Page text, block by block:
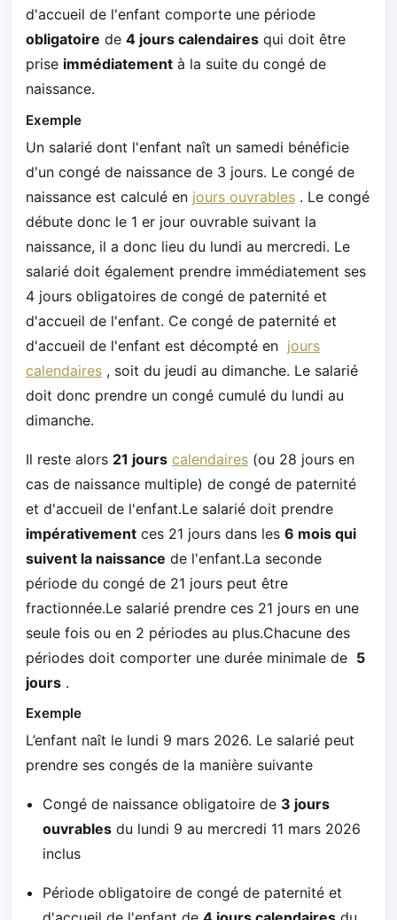
d'accueil de l'enfant comporte une période
obligatoire de 4 jours calendaires qui doit être
prise immédiatement à la suite du congé de
naissance.
Exemple
Un salarié dont l'enfant naît un samedi bénéficie
d'un congé de naissance de 3 jours. Le congé de
naissance est calculé en jours ouvrables . Le congé
débute donc le 1 er jour ouvrable suivant la
naissance, il a donc lieu du lundi au mercredi. Le
salarié doit également prendre immédiatement ses
4 jours obligatoires de congé de paternité et
d'accueil de l'enfant. Ce congé de paternité et
d'accueil de l'enfant est décompté en jours
calendaires , soit du jeudi au dimanche. Le salarié
doit donc prendre un congé cumulé du lundi au
dimanche.
Il reste alors 21 jours calendaires (ou 28 jours en
cas de naissance multiple) de congé de paternité
et d'accueil de l'enfant.Le salarié doit prendre
impérativement ces 21 jours dans les 6 mois qui
suivent la naissance de l'enfant.La seconde
période du congé de 21 jours peut être
fractionnée.Le salarié prendre ces 21 jours en une
seule fois ou en 2 périodes au plus.Chacune des
périodes doit comporter une durée minimale de 5
jours .
Exemple
L’enfant naît le lundi 9 mars 2026. Le salarié peut
prendre ses congés de la manière suivante
Congé de naissance obligatoire de 3 jours
ouvrables du lundi 9 au mercredi 11 mars 2026
inclus
Période obligatoire de congé de paternité et